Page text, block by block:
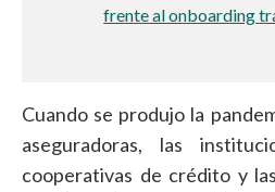
frente al onboarding
Cuando se produjo la
aseguradoras, las
cooperativas de crédito y